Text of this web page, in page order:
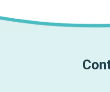
publication :